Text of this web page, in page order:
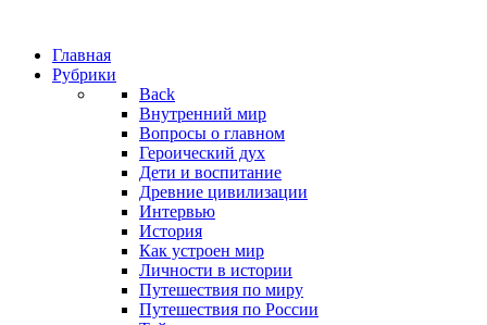
Главная
Рубрики
Back
Внутренний мир
Вопросы о главном
Героический дух
Дети и воспитание
Древние цивилизации
Интервью
История
Как устроен мир
Личности в истории
Путешествия по миру
Путешествия по России